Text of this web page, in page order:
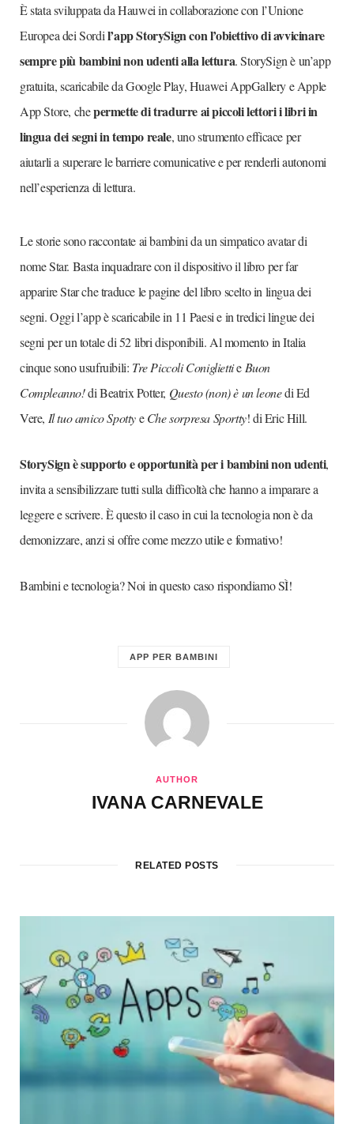
È stata sviluppata da Hauwei in collaborazione con l’Unione
Europea dei Sordil’app StorySign con l’obiettivo di avvicinare
sempre più bambini non udenti alla lettura. StorySign è un’app
gratuita, scaricabile da Google Play, Huawei AppGallery e Apple
App Store, chepermette di tradurre ai piccoli lettori i libri in
lingua dei segni in tempo reale, uno strumento efficace per
aiutarli a superare le barriere comunicative e per renderli autonomi
nell’esperienza di lettura.
Le storie sono raccontate ai bambini da un simpatico avatar di
nome Star. Basta inquadrare con il dispositivo il libro per far
apparire Star che traduce le pagine del libro scelto in lingua dei
segni. Oggi l’app è scaricabile in 11 Paesi e in tredici lingue dei
segni per un totale di 52 libri disponibili. Al momento in Italia
cinque sono usufruibili: Tre Piccoli Conigliettie Buon
Compleanno!di Beatrix Potter, Questo (non) è un leonedi Ed
Vere, Il tuo amico SpottyeChe sorpresa Sportty! di Eric Hill.
StorySign è supporto e opportunità per i bambini non udenti,
invita a sensibilizzare tutti sulla difficoltà che hanno a imparare a
leggere e scrivere. È questo il caso in cui la tecnologia non è da
demonizzare, anzi si offre come mezzo utile e formativo!
Bambini e tecnologia? Noi in questo caso rispondiamo SÌ!
APP PER BAMBINI
AUTHOR
IVANA CARNEVALE
RELATED POSTS